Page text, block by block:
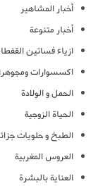
أخبار المشاهير
أخبار متنوعة
ازياء فساتين
اكسسوارات
الحمل و الولادة
الحياة الزوجية
الطبخ و حلويات
العروس المغربية
العناية بالبشرة